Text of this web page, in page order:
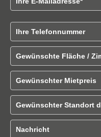
B
t
l
s
e
d